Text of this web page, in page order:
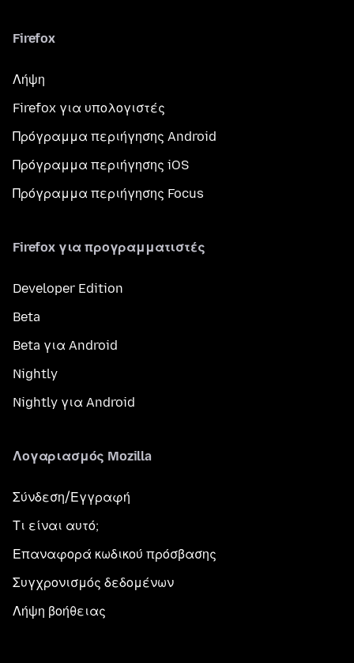
Firefox
Λήψη
Firefox για υπολογιστές
Πρόγραμμα περιήγησης Android
Πρόγραμμα περιήγησης iOS
Πρόγραμμα περιήγησης Focus
Firefox για προγραμματιστές
Developer Edition
Beta
Beta για Android
Nightly
Nightly για Android
Λογαριασμός Mozilla
Σύνδεση/Εγγραφή
Τι είναι αυτό;
Επαναφορά κωδικού πρόσβασης
Συγχρονισμός δεδομένων
Λήψη βοήθειας